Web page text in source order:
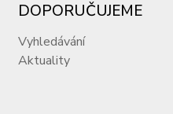
DOPORUČUJEME
Vyhledávání
Aktuality